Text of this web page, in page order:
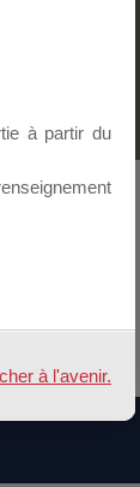
à partir du
à l'avenir.